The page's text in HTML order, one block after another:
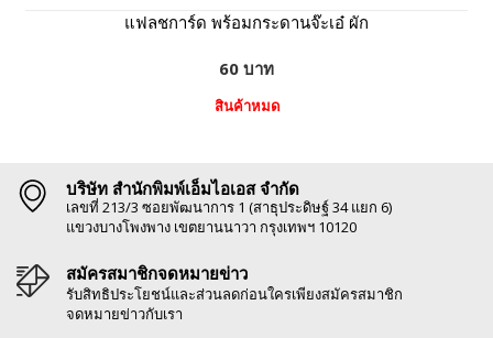
แฟลชการ์ด พร้อมกระดานจ๊ะเอ๋ ผัก
60 บาท
สินค้าหมด
บริษัท สำนักพิมพ์เอ็มไอเอส จำกัด
เลขที่ 213/3 ซอยพัฒนาการ 1 (สาธุประดิษฐ์ 34 แยก 6)
แขวงบางโพงพาง เขตยานนาวา กรุงเทพฯ 10120
สมัครสมาชิกจดหมายข่าว
รับสิทธิประโยชน์และส่วนลดก่อนใครเพียงสมัครสมาชิก
จดหมายข่าวกับเรา